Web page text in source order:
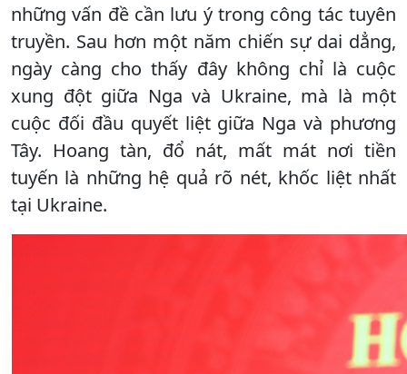
những vấn đề cần lưu ý trong công tác tuyên
truyền. Sau hơn một năm chiến sự dai dẳng,
ngày càng cho thấy đây không chỉ là cuộc
xung đột giữa Nga và Ukraine, mà là một
cuộc đối đầu quyết liệt giữa Nga và phương
Tây. Hoang tàn, đổ nát, mất mát nơi tiền
tuyến là những hệ quả rõ nét, khốc liệt nhất
tại Ukraine.